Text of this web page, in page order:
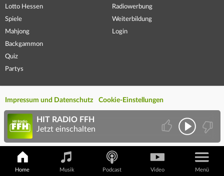
Lotto Hessen
Spiele
Mahjong
Backgammon
Quiz
Partys
Radiowerbung
Weiterbildung
Login
Impressum und Datenschutz Cookie-Einstellungen
Home Musik Podcast Video Menü
HIT RADIO FFH
Jetzt einschalten